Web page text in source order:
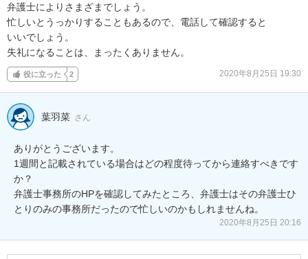
弁護士によりさまざまでしょう。
忙しいとうっかりすることもあるので、電話して確認すると
いいでしょう。
失礼になることは、まったくありません。
役に立った 2 2020年8月25日 19:30
葉羽菜 さん
ありがとうございます。
1週間と記載されている場合はどの程度待ってから連絡すべきです
か？
弁護士事務所のHPを確認してみたところ、弁護士はその弁護士ひ
とりのみの事務所だったので忙しいのかもしれませんね。
2020年8月25日 20:16